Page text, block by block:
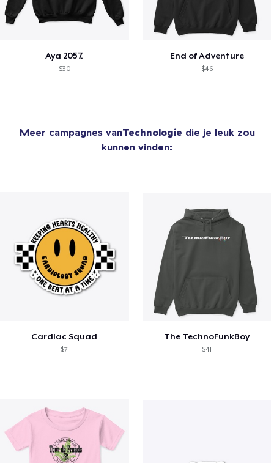
Aya 2057.
$30
End of Adventure
$46
Meer campagnes vanTechnologie die je leuk zou
kunnen vinden:
Cardiac Squad
$7
The TechnoFunkBoy
$41